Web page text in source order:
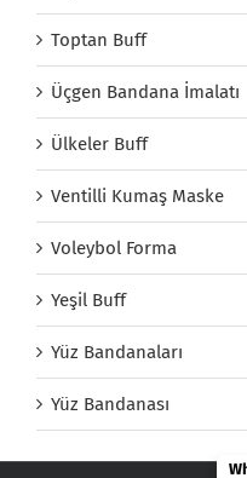
Toptan Buff
Üçgen Bandana İmalatı
Ülkeler Buff
Ventilli Kumaş Maske
Voleybol Forma
Yeşil Buff
Yüz Bandanaları
Yüz Bandanası